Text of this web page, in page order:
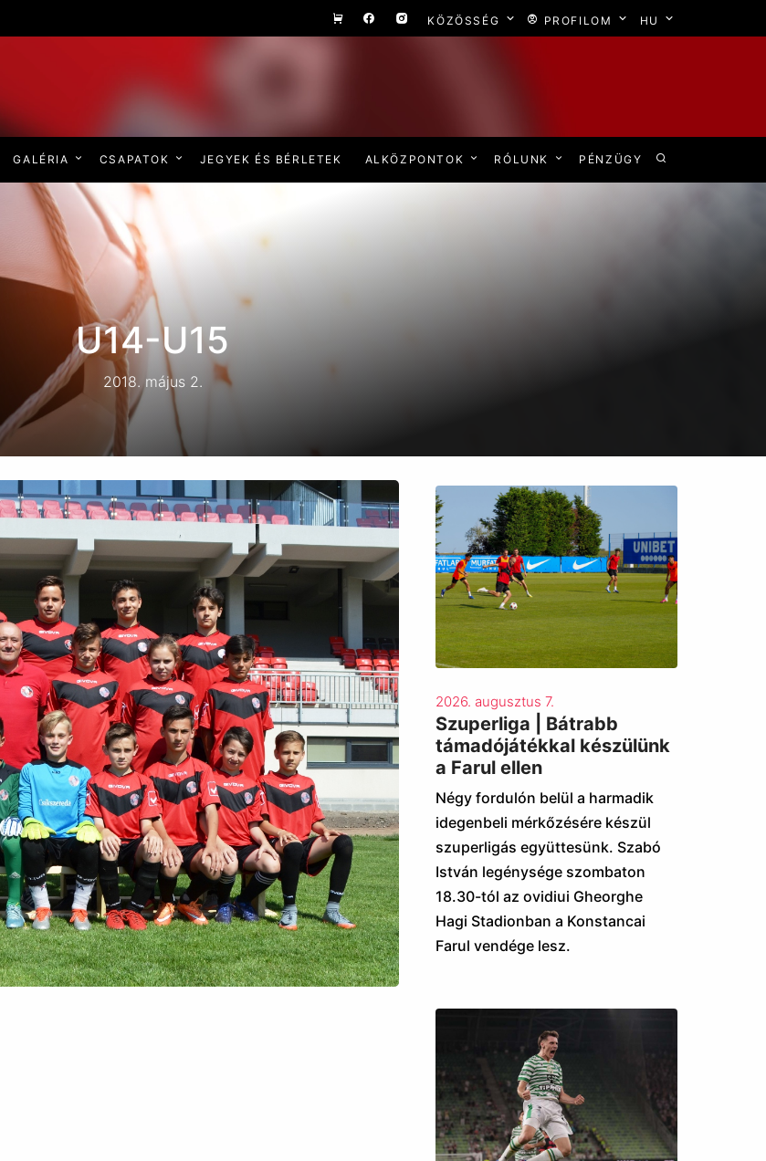
KÖZÖSSÉG PROFILOM HU
GALÉRIA CSAPATOK JEGYEK ÉS BÉRLETEK ALKÖZPONTOK RÓLUNK PÉNZÜGY
U14-U15
2018. május 2.
2026. augusztus 7.
Szuperliga | Bátrabb
támadójátékkal készülünk
a Farul ellen
Négy fordulón belül a harmadik
idegenbeli mérkőzésére készül
szuperligás együttesünk. Szabó
István legénysége szombaton
18.30-tól az ovidiui Gheorghe
Hagi Stadionban a Konstancai
Farul vendége lesz.